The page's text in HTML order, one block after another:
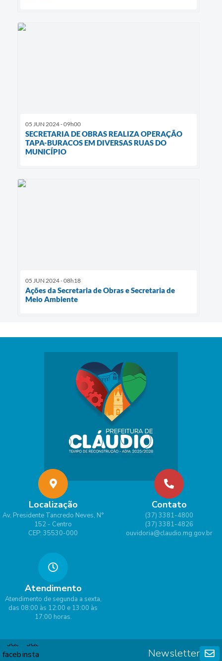
05 JUN 2024 - 09h00
SECRETARIA DE OBRAS REALIZA OPERAÇÃO
TAPA-BURACOS EM DIVERSAS RUAS DO
MUNICÍPIO
05 JUN 2024 - 08h18
Ações da Secretaria de Obras e Secretaria de
Meio Ambiente
Localização
Av. Presidente Tancredo Neves, N°
152 - Centro
CEP: 35530-000
Contato
(37) 3381-4800
(37) 3381-4826
ouvidoria@claudio.mg.gov.br
Atendimento
Atendimento de segunda a sexta,
das 08:00 às 12:00 e 13:00 às
17:00 horas.
Newsletter